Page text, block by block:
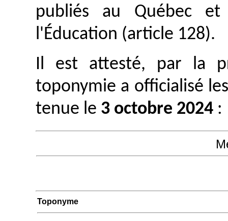
publiés au Québec
l'Éducation (article 128).
Il est attesté, par la
toponymie a officialisé
tenue le 3 octobre 2024 :
Toponyme